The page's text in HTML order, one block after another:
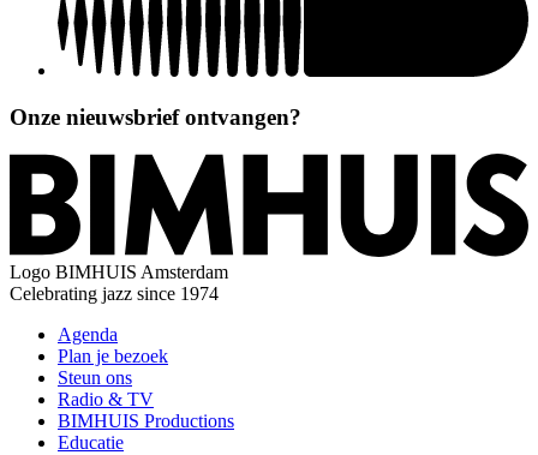
Onze nieuwsbrief ontvangen?
Logo BIMHUIS Amsterdam
Celebrating jazz since 1974
Agenda
Plan je bezoek
Steun ons
Radio & TV
BIMHUIS Productions
Educatie